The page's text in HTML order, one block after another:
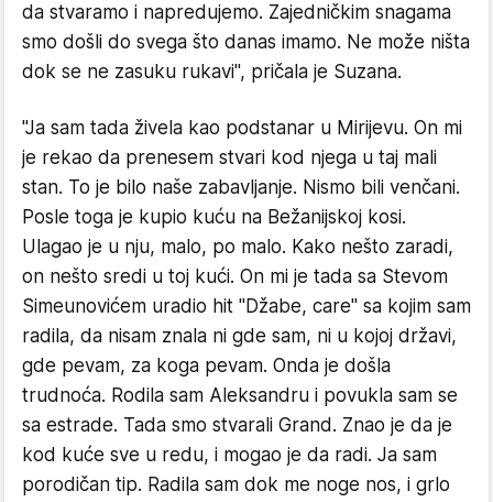
da stvaramo i napredujemo. Zajedničkim snagama
smo došli do svega što danas imamo. Ne može ništa
dok se ne zasuku rukavi", pričala je Suzana.
"Ja sam tada živela kao podstanar u Mirijevu. On mi
je rekao da prenesem stvari kod njega u taj mali
stan. To je bilo naše zabavljanje. Nismo bili venčani.
Posle toga je kupio kuću na Bežanijskoj kosi.
Ulagao je u nju, malo, po malo. Kako nešto zaradi,
on nešto sredi u toj kući. On mi je tada sa Stevom
Simeunovićem uradio hit ''Džabe, care'' sa kojim sam
radila, da nisam znala ni gde sam, ni u kojoj državi,
gde pevam, za koga pevam. Onda je došla
trudnoća. Rodila sam Aleksandru i povukla sam se
sa estrade. Tada smo stvarali Grand. Znao je da je
kod kuće sve u redu, i mogao je da radi. Ja sam
porodičan tip. Radila sam dok me noge nos, i grlo